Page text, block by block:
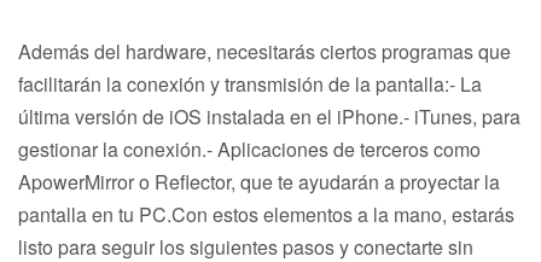
Además del hardware, necesitarás ciertos programas que
facilitarán la conexión y transmisión de la pantalla:- La
última versión de iOS instalada en el iPhone.- iTunes, para
gestionar la conexión.- Aplicaciones de terceros como
ApowerMirror o Reflector, que te ayudarán a proyectar la
pantalla en tu PC.Con estos elementos a la mano, estarás
listo para seguir los siguientes pasos y conectarte sin